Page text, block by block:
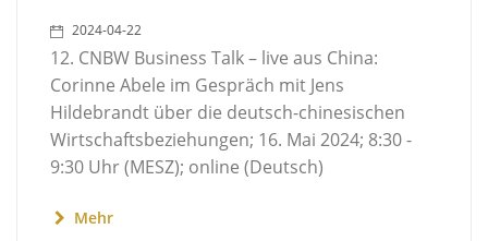
2024-04-22
12. CNBW Business Talk – live aus China:
Corinne Abele im Gespräch mit Jens
Hildebrandt über die deutsch-chinesischen
Wirtschaftsbeziehungen; 16. Mai 2024; 8:30 -
9:30 Uhr (MESZ); online (Deutsch)
Mehr